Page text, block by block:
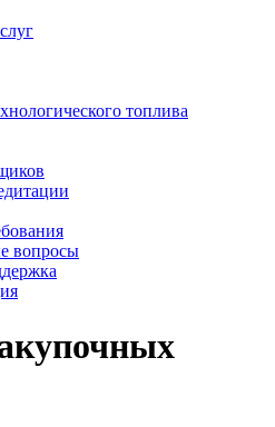
топлива
вопросы